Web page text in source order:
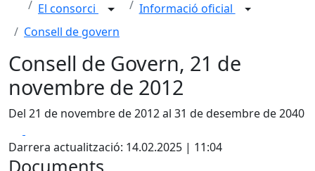
El consorci
Informació oficial
Consell de govern
Consell de Govern, 21 de
novembre de 2012
Del 21 de novembre de 2012 al 31 de desembre de 2040
Darrera actualització: 14.02.2025 | 11:04
Documents